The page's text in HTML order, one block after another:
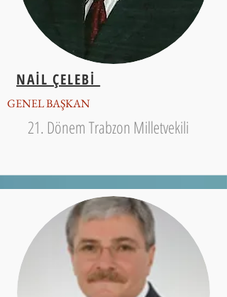
NAİL ÇELEBİ
GENEL BAŞKAN
21. Dönem Trabzon Milletvekili